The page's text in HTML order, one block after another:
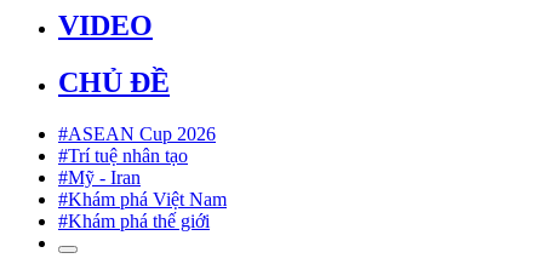
VIDEO
CHỦ ĐỀ
#ASEAN Cup 2026
#Trí tuệ nhân tạo
#Mỹ - Iran
#Khám phá Việt Nam
#Khám phá thế giới